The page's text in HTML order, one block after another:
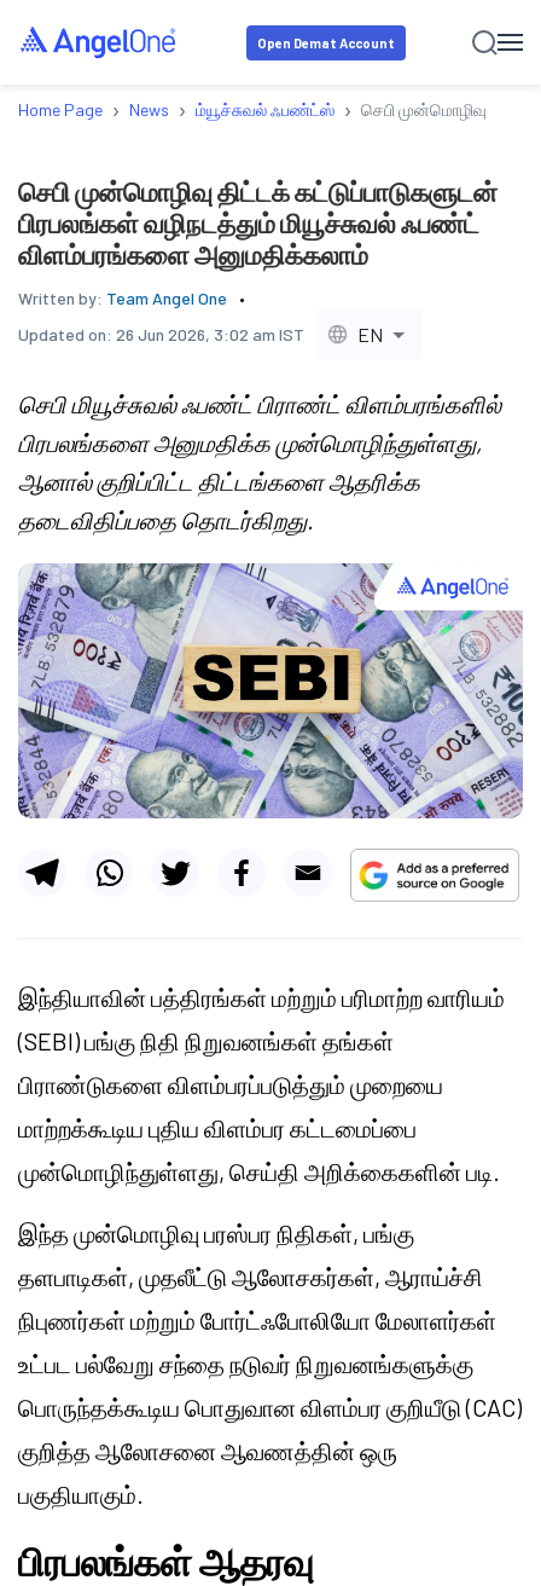
Open Demat Account
Home Page › News › ம்யூச்சுவல் ஃபண்ட்ஸ் › செபி முன்மொழிவு
செபி முன்மொழிவு திட்டக் கட்டுப்பாடுகளுடன்
பிரபலங்கள் வழிநடத்தும் மியூச்சுவல் ஃபண்ட்
விளம்பரங்களை அனுமதிக்கலாம்
Written by: Team Angel One
Updated on: 26 Jun 2026, 3:02 am IST EN
செபி மியூச்சுவல் ஃபண்ட் பிராண்ட் விளம்பரங்களில்
பிரபலங்களை அனுமதிக்க முன்மொழிந்துள்ளது,
ஆனால் குறிப்பிட்ட திட்டங்களை ஆதரிக்க
தடைவிதிப்பதை தொடர்கிறது.
இந்தியாவின் பத்திரங்கள் மற்றும் பரிமாற்ற வாரியம்
(SEBI) பங்கு நிதி நிறுவனங்கள் தங்கள்
பிராண்டுகளை விளம்பரப்படுத்தும் முறையை
மாற்றக்கூடிய புதிய விளம்பர கட்டமைப்பை
முன்மொழிந்துள்ளது, செய்தி அறிக்கைகளின் படி.
இந்த முன்மொழிவு பரஸ்பர நிதிகள், பங்கு
தளபாடிகள், முதலீட்டு ஆலோசகர்கள், ஆராய்ச்சி
நிபுணர்கள் மற்றும் போர்ட்ஃபோலியோ மேலாளர்கள்
உட்பட பல்வேறு சந்தை நடுவர் நிறுவனங்களுக்கு
பொருந்தக்கூடிய பொதுவான விளம்பர குறியீடு (CAC)
குறித்த ஆலோசனை ஆவணத்தின் ஒரு
பகுதியாகும்.
பிரபலங்கள் ஆதரவு